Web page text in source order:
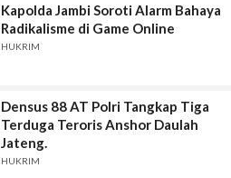
Kapolda Jambi Soroti Alarm Bahaya
Radikalisme di Game Online
HUKRIM
Densus 88 AT Polri Tangkap Tiga
Terduga Teroris Anshor Daulah
Jateng.
HUKRIM